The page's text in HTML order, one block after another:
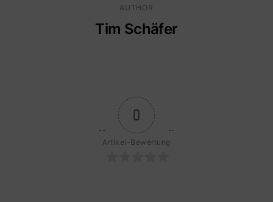
AUTHOR
Tim Schäfer
0
Artikel-Bewertung